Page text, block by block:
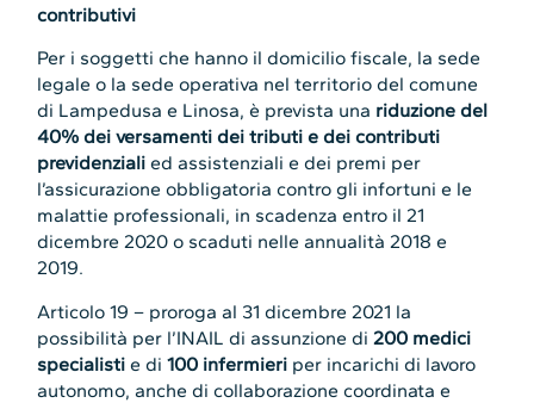
contributivi
Per i soggetti che hanno il domicilio fiscale, la sede
legale o la sede operativa nel territorio del comune
di Lampedusa e Linosa, è prevista una riduzione del
40% dei versamenti dei tributi e dei contributi
previdenziali ed assistenziali e dei premi per
l’assicurazione obbligatoria contro gli infortuni e le
malattie professionali, in scadenza entro il 21
dicembre 2020 o scaduti nelle annualità 2018 e
2019.
Articolo 19 – proroga al 31 dicembre 2021 la
possibilità per l’INAIL di assunzione di200 medici
specialistie di100 infermieri per incarichi di lavoro
autonomo, anche di collaborazione coordinata e